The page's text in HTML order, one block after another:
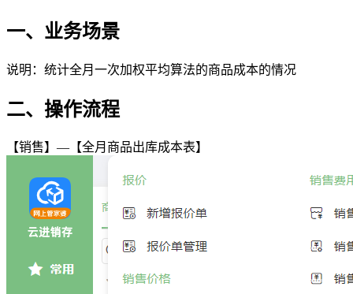
一、业务场景
说明：统计全月一次加权平均算法的商品成本的情况
二、操作流程
【销售】—【全月商品出库成本表】